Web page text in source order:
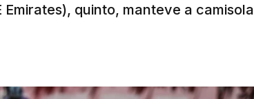
quinto, manteve a camisola